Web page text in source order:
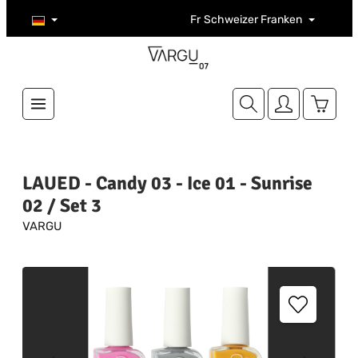
Zum Hauptinhalt springen Fr Schweizer Franken
LAUED - Candy 03 - Ice 01 - Sunrise
02 / Set 3
VARGU
Bildergalerie überspringen